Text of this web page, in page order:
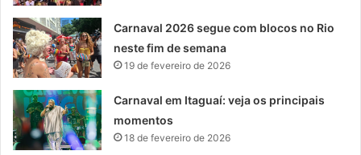
Carnaval 2026 segue com blocos no Rio
neste fim de semana
19 de fevereiro de 2026
Carnaval em Itaguaí: veja os principais
momentos
18 de fevereiro de 2026